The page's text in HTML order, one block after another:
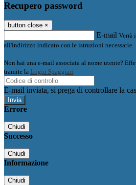
Recupero password
button close ×
E-mail Verrà
all'indirizzo indicato con le istruzioni necessarie.
Non hai una e-mail associata al nome utente?
tramite la Login Spaggiari
E-mail inviata, si prega di controllare la
Errore
Chiudi
Successo
Chiudi
Informazione
Chiudi